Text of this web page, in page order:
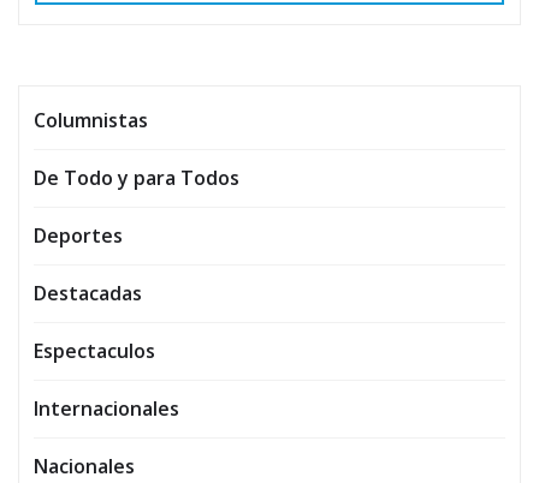
Columnistas
De Todo y para Todos
Deportes
Destacadas
Espectaculos
Internacionales
Nacionales